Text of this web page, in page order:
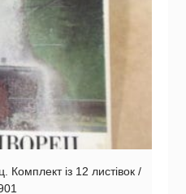
із 12 листівок /